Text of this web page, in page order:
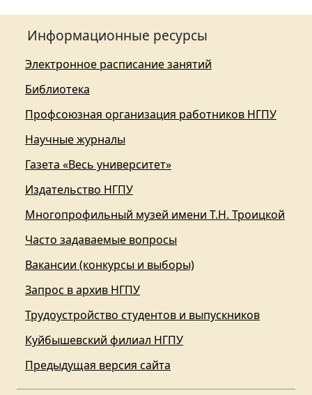
Информационные ресурсы
Электронное расписание занятий
Библиотека
Профсоюзная организация работников НГПУ
Научные журналы
Газета «Весь университет»
Издательство НГПУ
Многопрофильный музей имени Т.Н. Троицкой
Часто задаваемые вопросы
Вакансии (конкурсы и выборы)
Запрос в архив НГПУ
Трудоустройство студентов и выпускников
Куйбышевский филиал НГПУ
Предыдущая версия сайта